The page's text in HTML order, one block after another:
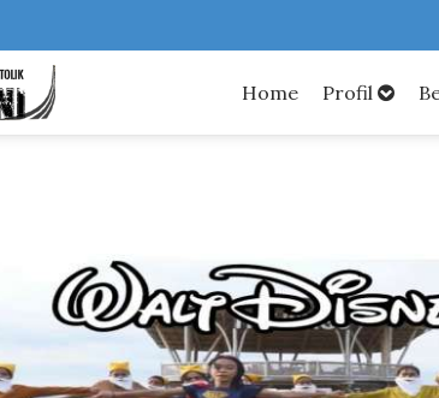
Home Profil